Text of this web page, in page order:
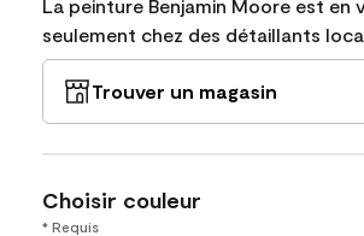
La peinture Benjamin Moore est en
seulement chez des détaillants
Trouver un magasin
Choisir couleur
* Requis